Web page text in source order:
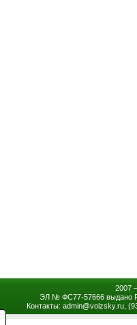
2007
ЭЛ № ФС77-57666 выдано
Контакты: admin@volzsky.ru,